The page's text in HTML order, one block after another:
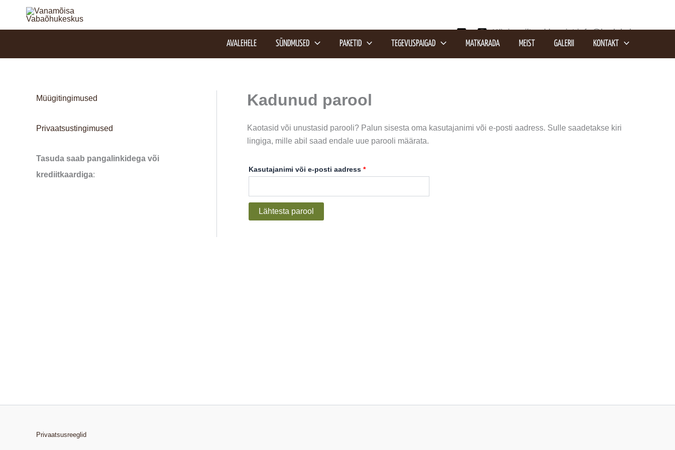
content
Küsi meilt pakkumist info@kodukyla.ee
AVALEHELE SÜNDMUSED PAKETID TEGEVUSPAIGAD MATKARADA MEIST GALERII KONTAKT
Müügitingimused
Privaatsustingimused
Tasuda saab pangalinkidega või
krediitkaardiga:
Kadunud parool
Kaotasid või unustasid parooli? Palun sisesta oma kasutajanimi või e-posti aadress. Sulle saadetakse kiri
lingiga, mille abil saad endale uue parooli määrata.
Kasutajanimi või e-posti aadress *
Lähtesta parool
Privaatsusreeglid